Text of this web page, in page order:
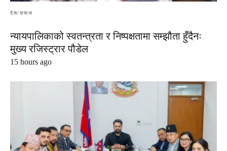
देश/समाज
न्यायपालिकाको स्वतन्त्रता र निष्पक्षतामा सम्झौता हुँदैनः
मुख्य रजिस्ट्रार पौडेल
15 hours ago